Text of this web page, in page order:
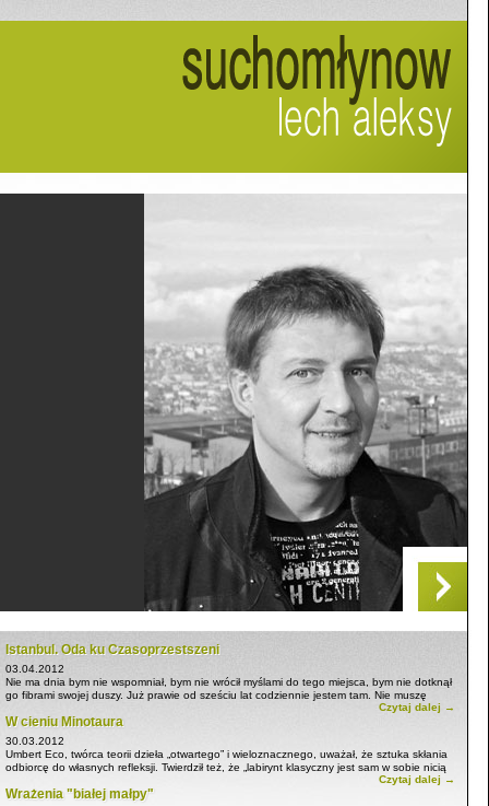
Istanbul. Oda ku Czasoprzestszeni
03.04.2012
Nie ma dnia bym nie wspomniał, bym nie wrócił myślami do tego miejsca, bym nie dotknął
go fibrami swojej duszy. Już prawie od sześciu lat codziennie jestem tam. Nie muszę
lecieć czy jechać, po prostu obrazy tego miejsca stale wyłaniają się łagodnie z mojej
wyobraźni, przysłaniając rzeczywistość i codzienność. Jest we mnie, a ja w nim. Odbieram
mnie łączy z tym miejscem. Niepoznawalna metafizyka naszych stosunków pozostaje
niewyjaśniona i dlatego taka czarująco słodka, jak owoc dojrzałej kaki czy figi, a raczej
małej wzorzystej filiżanki mocnej tutejszej kawy.
Czytaj dalej →
W cieniu Minotaura
30.03.2012
Umbert Eco, twórca teorii dzieła „otwartego” i wieloznacznego, uważał, że sztuka skłania
odbiorcę do własnych refleksji. Twierdził też, że „labirynt klasyczny jest sam w sobie nicią
Ariadny”. Idąc w ślady włoskiego filozofa, spróbuję przedstawić swoją wizję nowych
wierszy Mieczysława Arkadiusza Łypa:
Czytaj dalej →
Wrażenia "białej małpy"